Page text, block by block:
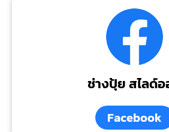
ช่างปุ้ย สไลด์
Facebook